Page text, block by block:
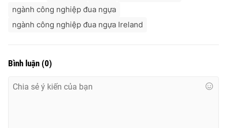
ngành công nghiệp đua ngựa
ngành công nghiệp đua ngựa Ireland
Bình luận (0)